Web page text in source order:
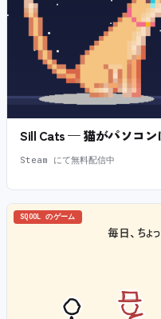
Sill Cats — 猫がパソコン
Steam にて無料配信中
SQOOL のゲーム